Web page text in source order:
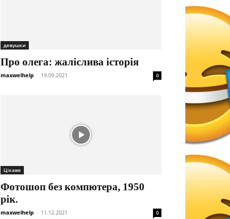
девушки
Про олега: жаліслива історія
maxwelhelp - 19.09.2021 0
Цікаве
Фотошоп без компютера, 1950
рік.
maxwelhelp - 11.12.2021 0